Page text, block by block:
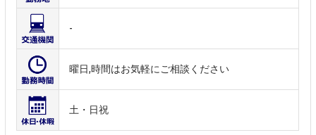
-
曜日,時間はお気軽にご相談ください
土・日祝